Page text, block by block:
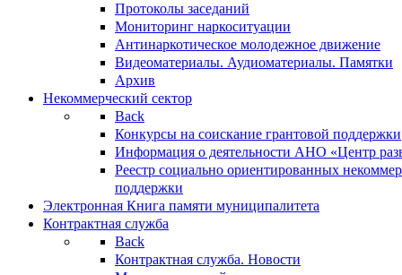
Протоколы заседаний
Мониторинг наркоситуации
Антинаркотическое молодежное движение
Видеоматериалы. Аудиоматериалы. Памятки
Архив
Некоммерческий сектор
Back
Конкурсы на соискание грантовой поддержки
Информация о деятельности АНО «Центр
Реестр социально ориентированных
поддержки
Электронная Книга памяти муниципалитета
Контрактная служба
Back
Контрактная служба. Новости